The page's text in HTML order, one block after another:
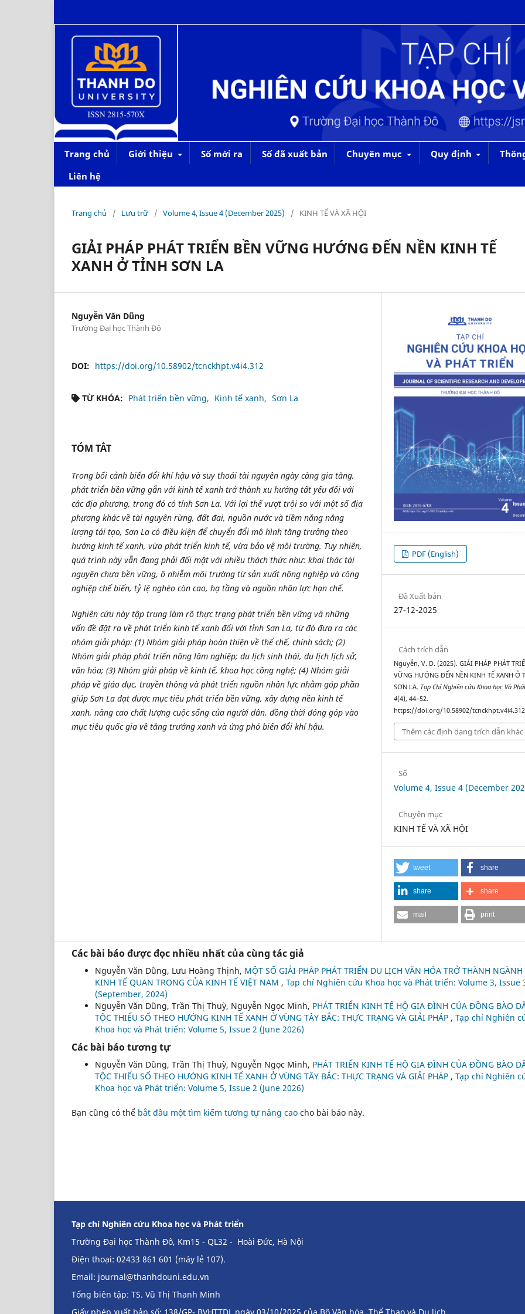
Trang chủ Giới thiệu Số mới ra Số đã xuất bản Chuyên mục Quy định
Liên hệ
Trang chủ / Lưu trữ / Volume 4, Issue 4 (December 2025) / KINH TẾ VÀ XÃ HỘI
GIẢI PHÁP PHÁT TRIỂN BỀN VỮNG HƯỚNG ĐẾN NỀN KINH TẾ
XANH Ở TỈNH SƠN LA
Nguyễn Văn Dũng
Trường Đại học Thành Đô
DOI: https://doi.org/10.58902/tcnckhpt.v4i4.312
TỪ KHÓA: Phát triển bền vững Kinh tế xanh Sơn La
TÓM TẮT
Trong bối cảnh biến đổi khí hậu và suy thoái tài nguyên ngày càng gia tăng,
phát triển bền vững gắn với kinh tế xanh trở thành xu hướng tất yếu đối với
các địa phương, trong đó có tỉnh Sơn La. Với lợi thế vượt trội so với một số địa
phương khác về tài nguyên rừng, đất đai, nguồn nước và tiềm năng năng
lượng tái tạo, Sơn La có điều kiện để chuyển đổi mô hình tăng trưởng theo
hướng kinh tế xanh, vừa phát triển kinh tế, vừa bảo vệ môi trường. Tuy nhiên,
quá trình này vẫn đang phải đối mặt với nhiều thách thức như: khai thác tài
nguyên chưa bền vững, ô nhiễm môi trường từ sản xuất nông nghiệp và công
nghiệp chế biến, tỷ lệ nghèo còn cao, hạ tầng và nguồn nhân lực hạn chế.
Nghiên cứu này tập trung làm rõ thực trạng phát triển bền vững và những
vấn đề đặt ra về phát triển kinh tế xanh đối với tỉnh Sơn La, từ đó đưa ra các
nhóm giải pháp: (1) Nhóm giải pháp hoàn thiện về thể chế, chính sách; (2)
Nhóm giải pháp phát triển nông lâm nghiệp; du lịch sinh thái, du lịch lịch sử,
văn hóa; (3) Nhóm giải pháp về kinh tế, khoa học công nghệ; (4) Nhóm giải
pháp về giáo dục, truyền thông và phát triển nguồn nhân lực nhằm góp phần
giúp Sơn La đạt được mục tiêu phát triển bền vững, xây dựng nền kinh tế
xanh, nâng cao chất lượng cuộc sống của người dân, đồng thời đóng góp vào
mục tiêu quốc gia về tăng trưởng xanh và ứng phó biến đổi khí hậu.
PDF (English)
Đã Xuất bản
27-12-2025
Cách trích dẫn
Nguyễn, V. D. (2025). GIẢI PHÁP PHÁT
VỮNG HƯỚNG ĐẾN NỀN KINH TẾ XANH Ở
SƠN LA. Tạp Chí Nghiên cứu Khoa học Và
4(4), 44–52.
https://doi.org/10.58902/tcnckhpt.v4i4.312
Thêm các định dạng trích dẫn khác
Số
Volume 4, Issue 4 (December
Chuyên mục
KINH TẾ VÀ XÃ HỘI
tweet share
share share
mail print
Các bài báo được đọc nhiều nhất của cùng tác giả
Nguyễn Văn Dũng, Lưu Hoàng Thịnh, MỘT SỐ GIẢI PHÁP PHÁT TRIỂN DU LỊCH VĂN HÓA TRỞ THÀNH NGÀNH
KINH TẾ QUAN TRỌNG CỦA KINH TẾ VIỆT NAM , Tạp chí Nghiên cứu Khoa học và Phát triển: Volume 3, Issue
(September, 2024)
Nguyễn Văn Dũng, Trần Thị Thuỳ, Nguyễn Ngọc Minh, PHÁT TRIỂN KINH TẾ HỘ GIA ĐÌNH CỦA ĐỒNG BÀO
TỘC THIỂU SỐ THEO HƯỚNG KINH TẾ XANH Ở VÙNG TÂY BẮC: THỰC TRẠNG VÀ GIẢI PHÁP , Tạp chí Nghiên
Khoa học và Phát triển: Volume 5, Issue 2 (June 2026)
Các bài báo tương tự
Nguyễn Văn Dũng, Trần Thị Thuỳ, Nguyễn Ngọc Minh, PHÁT TRIỂN KINH TẾ HỘ GIA ĐÌNH CỦA ĐỒNG BÀO
TỘC THIỂU SỐ THEO HƯỚNG KINH TẾ XANH Ở VÙNG TÂY BẮC: THỰC TRẠNG VÀ GIẢI PHÁP , Tạp chí Nghiên
Khoa học và Phát triển: Volume 5, Issue 2 (June 2026)
Bạn cũng có thể bắt đầu một tìm kiếm tương tự nâng cao cho bài báo này.
Tạp chí Nghiên cứu Khoa học và Phát triển
Trường Đại học Thành Đô, Km15 - QL32 - Hoài Đức, Hà Nội
Điện thoại: 02433 861 601 (máy lẻ 107).
Email: journal@thanhdouni.edu.vn
Tổng biên tập: TS. Vũ Thị Thanh Minh